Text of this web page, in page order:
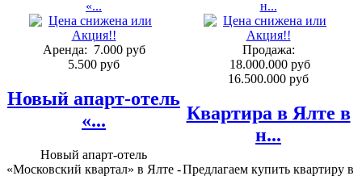
Аренда: 7.000 руб
5.500 руб
Новый апарт-отель
«...
Новый апарт-отель
«Московский квартал» в Ялте -
Продажа:
18.000.000 руб
16.500.000 руб
Квартира в Ялте в
н...
Предлагаем купить квартиру в